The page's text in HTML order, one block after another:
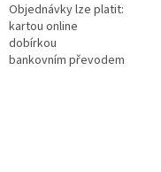
Objednávky lze platit:
kartou online
dobírkou
bankovním převodem